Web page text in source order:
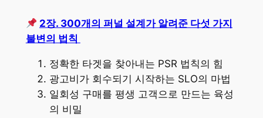
2장. 300개의 퍼널 설계가 알려준 다섯 가지
불변의 법칙
정확한 타겟을 찾아내는 PSR 법칙의 힘
광고비가 회수되기 시작하는 SLO의 마법
일회성 구매를 평생 고객으로 만드는 육성
의 비밀